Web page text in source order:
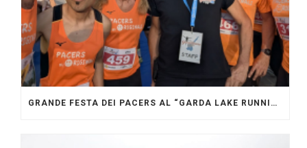
GRANDE FESTA DEI PACERS AL “GARDA LAKE RUNNING FESTIVAL”